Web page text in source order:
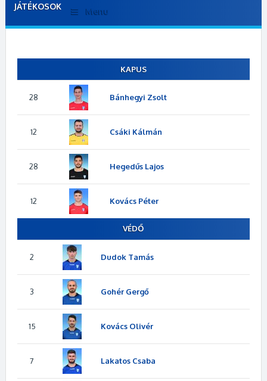
JÁTÉKOSOK Menu
KAPUS
28 Bánhegyi Zsolt
12 Csáki Kálmán
28 Hegedűs Lajos
12 Kovács Péter
VÉDŐ
2 Dudok Tamás
3 Gohér Gergő
15 Kovács Olivér
7 Lakatos Csaba